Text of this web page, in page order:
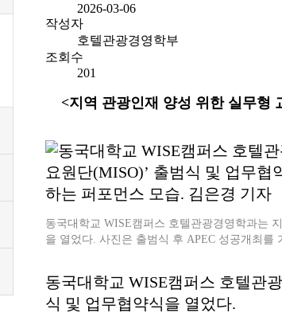
2026-03-06
작성자
호텔관광경영학부
조회수
201
<지역 관광인재 양성 위한 실무형
동국대학교 WISE캠퍼스 호텔관광경영학과는
을 열었다. 사진은 출범식 후 APEC 성공개최를
동국대학교 WISE캠퍼스 호텔관
식 및 업무협약식을 열었다.